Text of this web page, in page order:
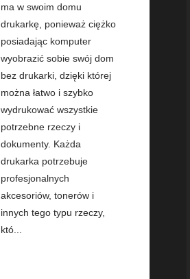
ma w swoim domu
drukarkę, ponieważ ciężko
posiadając komputer
wyobrazić sobie swój dom
bez drukarki, dzięki której
można łatwo i szybko
wydrukować wszystkie
potrzebne rzeczy i
dokumenty. Każda
drukarka potrzebuje
profesjonalnych
akcesoriów, tonerów i
innych tego typu rzeczy,
któ...